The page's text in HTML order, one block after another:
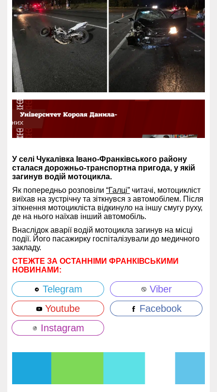
У селі Чукалівка Івано-Франківського району
сталася дорожньо-транспортна пригода, у якій
загинув водій мотоцикла.
Як попередньо розповіли “Галці” читачі, мотоцикліст
виїхав на зустрічну та зіткнувся з автомобілем. Після
зіткнення мотоцикліста відкинуло на іншу смугу руху,
де на нього наїхав інший автомобіль.
Внаслідок аварії водій мотоцикла загинув на місці
події. Його пасажирку госпіталізували до медичного
закладу.
СТЕЖТЕ ЗА ОСТАННІМИ ФРАНКІВСЬКИМИ
НОВИНАМИ:
Telegram
Viber
Youtube
Facebook
Instagram